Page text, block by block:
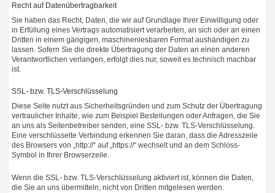
Recht auf Datenübertragbarkeit
Sie haben das Recht, Daten, die wir auf Grundlage Ihrer Einwilligung oder
in Erfüllung eines Vertrags automatisiert verarbeiten, an sich oder an einen
Dritten in einem gängigen, maschinenlesbaren Format aushändigen zu
lassen. Sofern Sie die direkte Übertragung der Daten an einen anderen
Verantwortlichen verlangen, erfolgt dies nur, soweit es technisch machbar
ist.
SSL- bzw. TLS-Verschlüsselung
Diese Seite nutzt aus Sicherheitsgründen und zum Schutz der Übertragung
vertraulicher Inhalte, wie zum Beispiel Bestellungen oder Anfragen, die Sie
an uns als Seitenbetreiber senden, eine SSL- bzw. TLS-Verschlüsselung.
Eine verschlüsselte Verbindung erkennen Sie daran, dass die Adresszeile
des Browsers von „http://“ auf „https://“ wechselt und an dem Schloss-
Symbol in Ihrer Browserzeile.
Wenn die SSL- bzw. TLS-Verschlüsselung aktiviert ist, können die Daten,
die Sie an uns übermitteln, nicht von Dritten mitgelesen werden.